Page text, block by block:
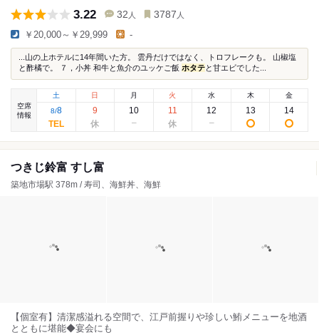
3.22 32 人 3787 人
￥20,000～￥29,999 -
...山の上ホテルに14年間いた方。 雲丹だけではなく、トロフレークも。 山椒塩
と酢橘で。 ７，小丼 和牛と魚介のユッケご飯 ホタテと甘エビでした...
空席
情報
土
8/8
日
9
月
10
火
11
水
12
木
13
金
14
つきじ鈴富 すし富
築地市場駅 378m / 寿司、海鮮丼、海鮮
【個室有】清潔感溢れる空間で、江戸前握りや珍しい鮪メニューを地酒
とともに堪能◆宴会にも